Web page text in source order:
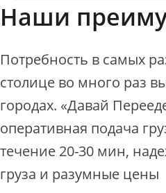
Наши
Потребность в самых
столице во много раз
городах. «Давай
оперативная подача
течение 20-30 мин,
груза и разумные цены